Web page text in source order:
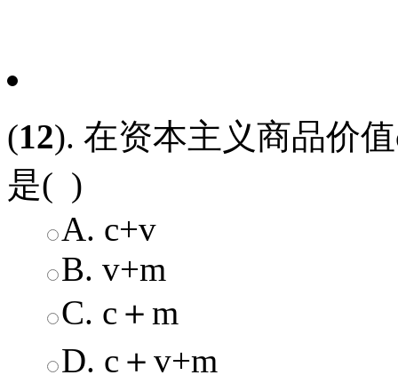
(12). 在资本主义商品价
是( )
A. c+v
B. v+m
C. c＋m
D. c＋v+m